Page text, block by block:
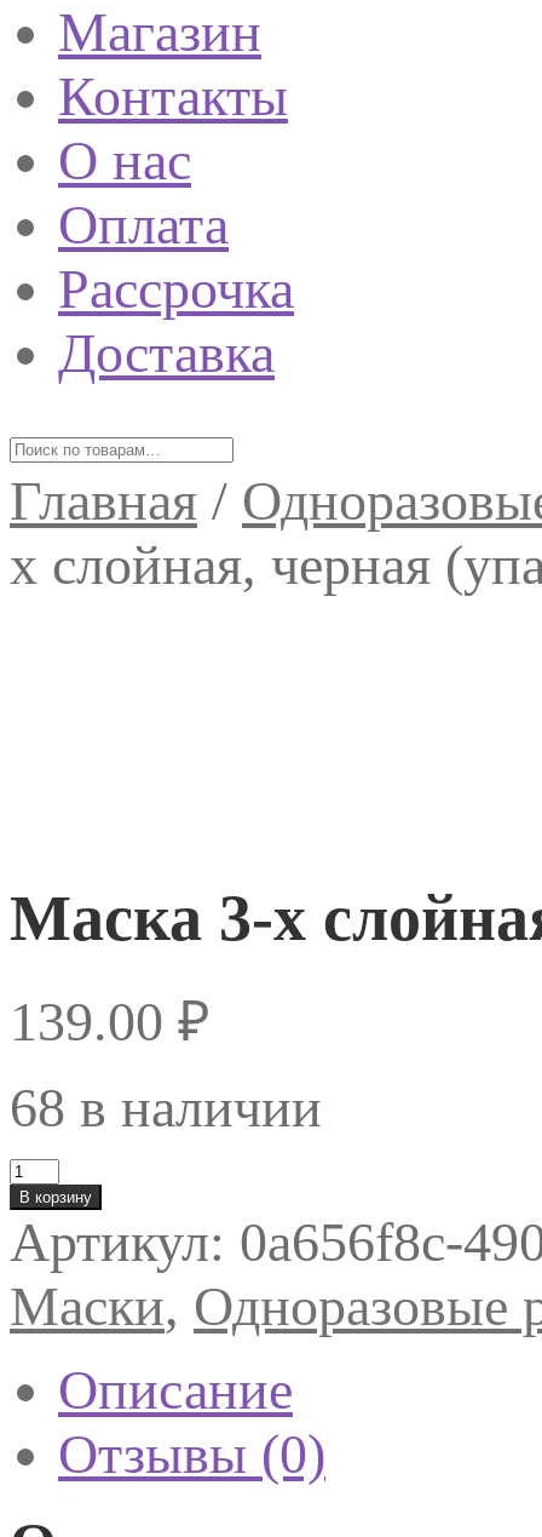
Магазин
Контакты
О нас
Оплата
Рассрочка
Доставка
Главная /
х слойная, черная
Маска 3-х
139.00 ₽
68 в наличии
Количество
товара
Маска
3-
х
слойная,
черная
(упаковка
В корзину
Артикул: 0a656f8c-
Маски, Одноразовые
Описание
Отзывы (0)